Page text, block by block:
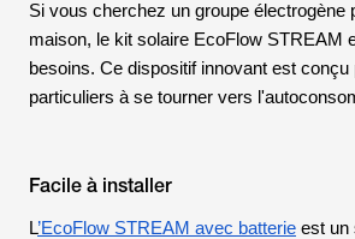
Si vous cherchez un groupe électrogène
maison, le kit solaire EcoFlow STREAM
besoins. Ce dispositif innovant est conçu
particuliers à se tourner vers
Facile à installer
L’EcoFlow STREAM avec batterie est un